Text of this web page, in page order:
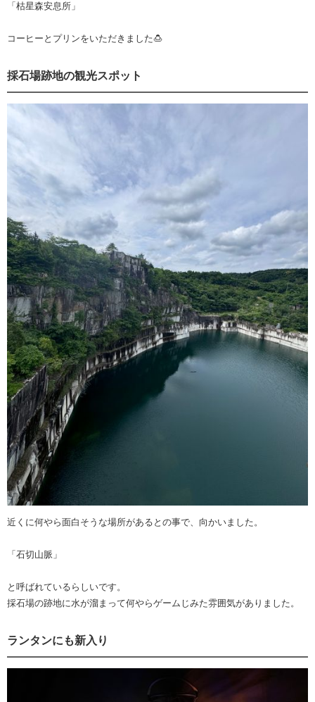
「枯星森安息所」
コーヒーとプリンをいただきました🍮
採石場跡地の観光スポット
近くに何やら面白そうな場所があるとの事で、向かいました。
「石切山脈」
と呼ばれているらしいです。
採石場の跡地に水が溜まって何やらゲームじみた雰囲気がありました。
ランタンにも新入り